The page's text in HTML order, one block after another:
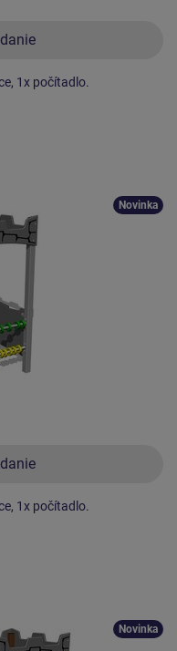
1x počítadlo.
Novinka
1x počítadlo.
Novinka